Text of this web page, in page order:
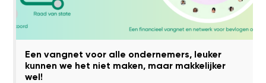
Een vangnet voor alle ondernemers, leuker
kunnen we het niet maken, maar makkelijker
wel!